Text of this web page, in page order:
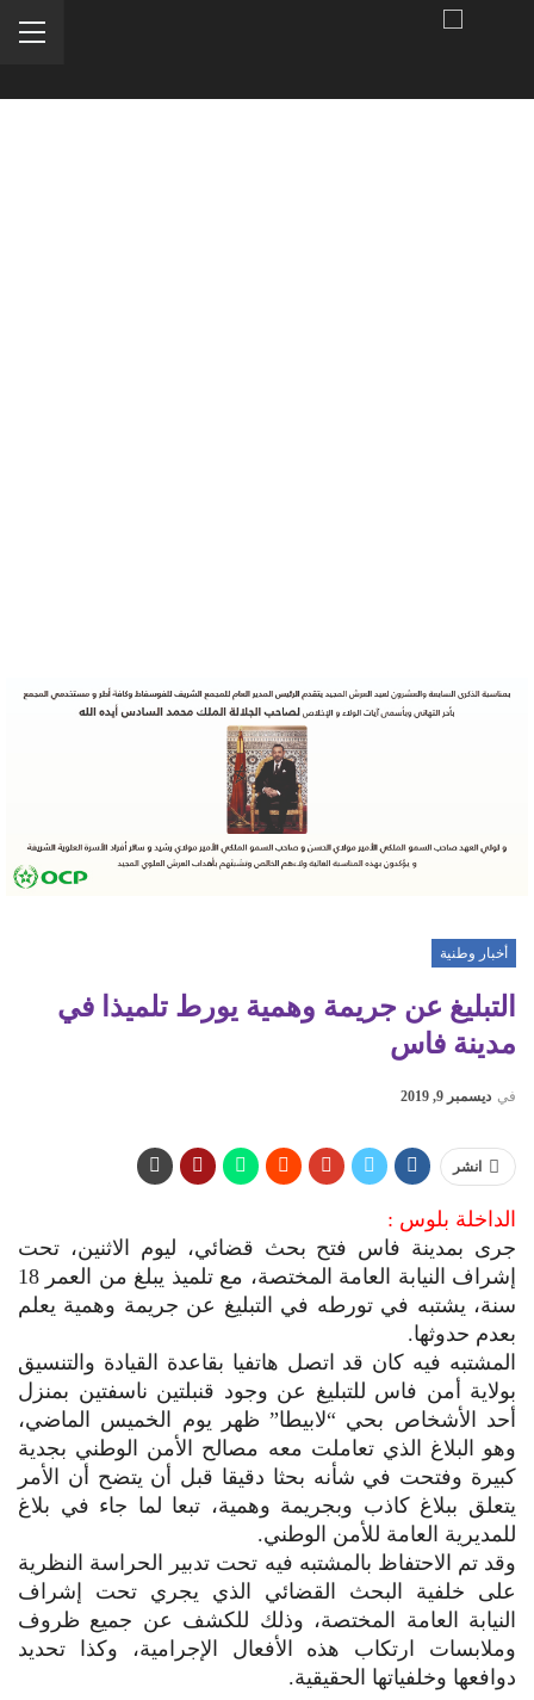
أخبار وطنية
التبليغ عن جريمة وهمية يورط تلميذا في
مدينة فاس
في ديسمبر 9, 2019
انشر
الداخلة بلوس :
جرى بمدينة فاس فتح بحث قضائي، ليوم الاثنين، تحت
إشراف النيابة العامة المختصة، مع تلميذ يبلغ من العمر 18
سنة، يشتبه في تورطه في التبليغ عن جريمة وهمية يعلم
بعدم حدوثها.
المشتبه فيه كان قد اتصل هاتفيا بقاعدة القيادة والتنسيق
بولاية أمن فاس للتبليغ عن وجود قنبلتين ناسفتين بمنزل
أحد الأشخاص بحي “لابيطا” ظهر يوم الخميس الماضي،
وهو البلاغ الذي تعاملت معه مصالح الأمن الوطني بجدية
كبيرة وفتحت في شأنه بحثا دقيقا قبل أن يتضح أن الأمر
يتعلق ببلاغ كاذب وبجريمة وهمية، تبعا لما جاء في بلاغ
للمديرية العامة للأمن الوطني.
وقد تم الاحتفاظ بالمشتبه فيه تحت تدبير الحراسة النظرية
على خلفية البحث القضائي الذي يجري تحت إشراف
النيابة العامة المختصة، وذلك للكشف عن جميع ظروف
وملابسات ارتكاب هذه الأفعال الإجرامية، وكذا تحديد
دوافعها وخلفياتها الحقيقية.